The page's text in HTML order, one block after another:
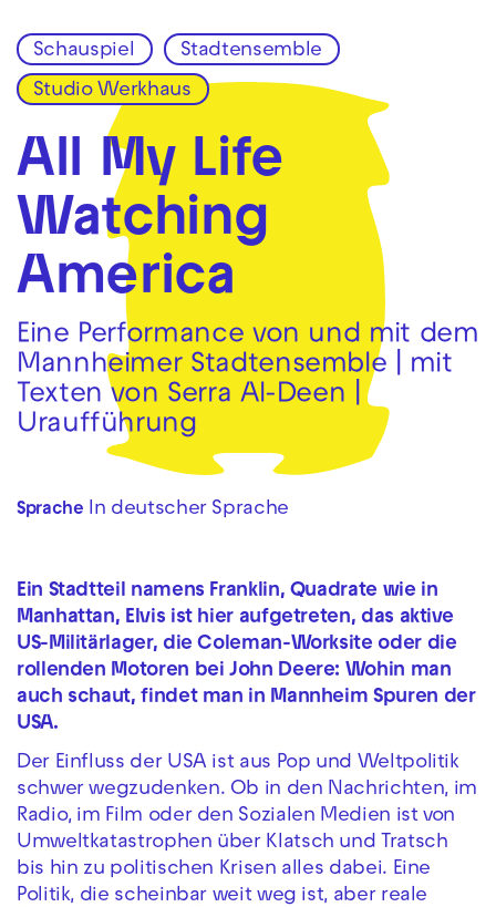
Zur Hauptnavigation springen
Zum Hauptinhalt springen Zum Footer springen
Schauspiel Stadtensemble
Studio Werkhaus
All My Life
Watching
America
Eine Performance von und mit dem
Mannheimer Stadtensemble | mit
Texten von Serra Al-Deen |
Uraufführung
Sprache In deutscher Sprache
Ein Stadtteil namens Franklin, Quadrate wie in
Manhattan, Elvis ist hier aufgetreten, das aktive
US-Militärlager, die Coleman-Worksite oder die
rollenden Motoren bei John Deere: Wohin man
auch schaut, findet man in Mannheim Spuren der
USA.
Der Einfluss der USA ist aus Pop und Weltpolitik
schwer wegzudenken. Ob in den Nachrichten, im
Radio, im Film oder den Sozialen Medien ist von
Umweltkatastrophen über Klatsch und Tratsch
bis hin zu politischen Krisen alles dabei. Eine
Politik, die scheinbar weit weg ist, aber reale